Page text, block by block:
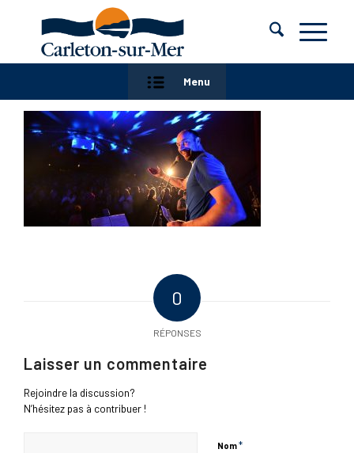
Menu
0
RÉPONSES
Laisser un commentaire
Rejoindre la discussion?
N’hésitez pas à contribuer !
Nom*